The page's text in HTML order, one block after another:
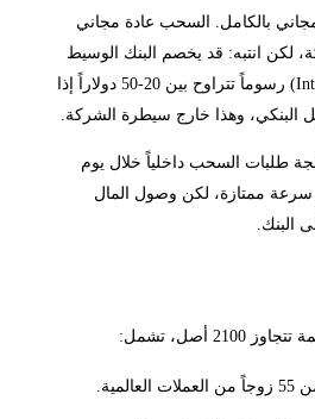
مجاني بالكامل. السحب عادة مجاني
انتبه: قد يخصم البنك الوسيط
(Intermediary Bank) رسوماً تتراوح بين 20-50 دولاراً إذا
البنكي، وهذا خارج سيطرة الشركة.
طلبات السحب داخلياً خلال يوم
ممتازة، لكن وصول المال
البنك.
أصل، تشمل: